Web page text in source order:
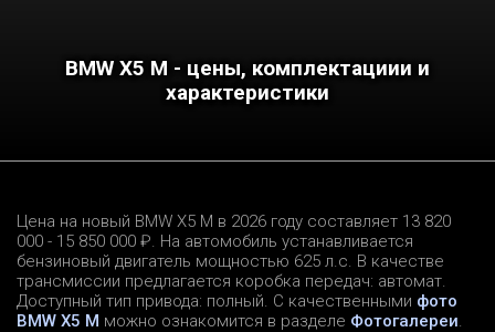
BMW X5 M - цены, комплектациии и
характеристики
Цена на новый BMW X5 M в 2026 году составляет 13 820
000 - 15 850 000 ₽. На автомобиль устанавливается
бензиновый двигатель мощностью 625 л.c. В качестве
трансмиссии предлагается коробка передач: автомат.
Доступный тип привода: полный. С качественными фото
BMW X5 M можно ознакомится в разделе Фотогалереи.